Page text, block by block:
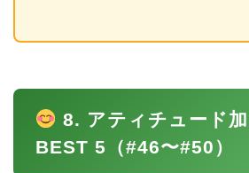
8. アティチュード
BEST 5（#46〜#50）